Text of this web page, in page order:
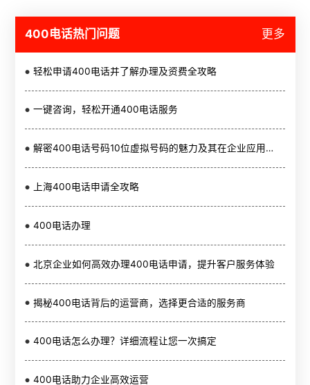
400电话热门问题 更多
轻松申请400电话并了解办理及资费全攻略
一键咨询，轻松开通400电话服务
解密400电话号码10位虚拟号码的魅力及其在企业应用中的重要性
上海400电话申请全攻略
400电话办理
北京企业如何高效办理400电话申请，提升客户服务体验
揭秘400电话背后的运营商，选择更合适的服务商
400电话怎么办理？详细流程让您一次搞定
400电话助力企业高效运营